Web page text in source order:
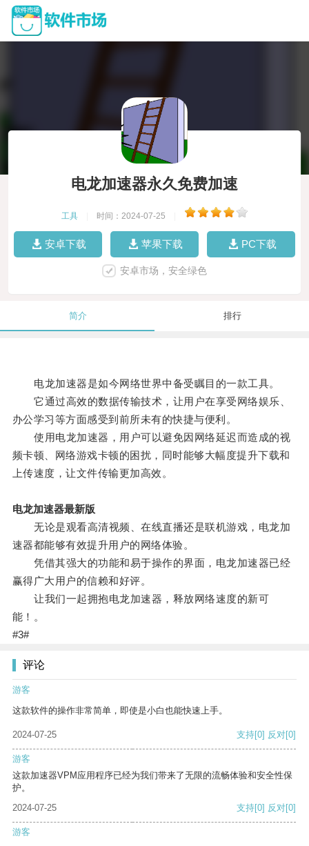
电龙加速器永久免费加速
工具 时间：2024-07-25
安卓下载 苹果下载 PC下载
安卓市场，安全绿色
简介 排行
电龙加速器是如今网络世界中备受瞩目的一款工具。
它通过高效的数据传输技术，让用户在享受网络娱乐、
办公学习等方面感受到前所未有的快捷与便利。
使用电龙加速器，用户可以避免因网络延迟而造成的视
频卡顿、网络游戏卡顿的困扰，同时能够大幅度提升下载和
上传速度，让文件传输更加高效。
电龙加速器最新版
无论是观看高清视频、在线直播还是联机游戏，电龙加
速器都能够有效提升用户的网络体验。
凭借其强大的功能和易于操作的界面，电龙加速器已经
赢得广大用户的信赖和好评。
让我们一起拥抱电龙加速器，释放网络速度的新可
能！。
#3#
评论
游客
这款软件的操作非常简单，即使是小白也能快速上手。
2024-07-25 支持[0] 反对[0]
游客
这款加速器VPM应用程序已经为我们带来了无限的流畅体验和安全性保
护。
2024-07-25
支持[0] 反对[0]
游客